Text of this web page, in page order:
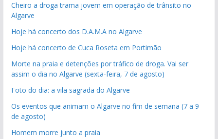
Cheiro a droga trama jovem em operação de trânsito no
Algarve
Hoje há concerto dos D.A.M.A no Algarve
Hoje há concerto de Cuca Roseta em Portimão
Morte na praia e detenções por tráfico de droga. Vai ser
assim o dia no Algarve (sexta-feira, 7 de agosto)
Foto do dia: a vila sagrada do Algarve
Os eventos que animam o Algarve no fim de semana (7 a 9
de agosto)
Homem morre junto a praia